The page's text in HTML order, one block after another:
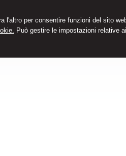
l'altro per consentire funzioni del sito
Può gestire le impostazioni relative